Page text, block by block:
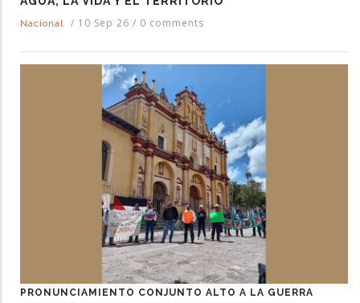
Nacional / 10 Sep 26 / 0 comments
PRONUNCIAMIENTO CONJUNTO ALTO A LA GUERRA